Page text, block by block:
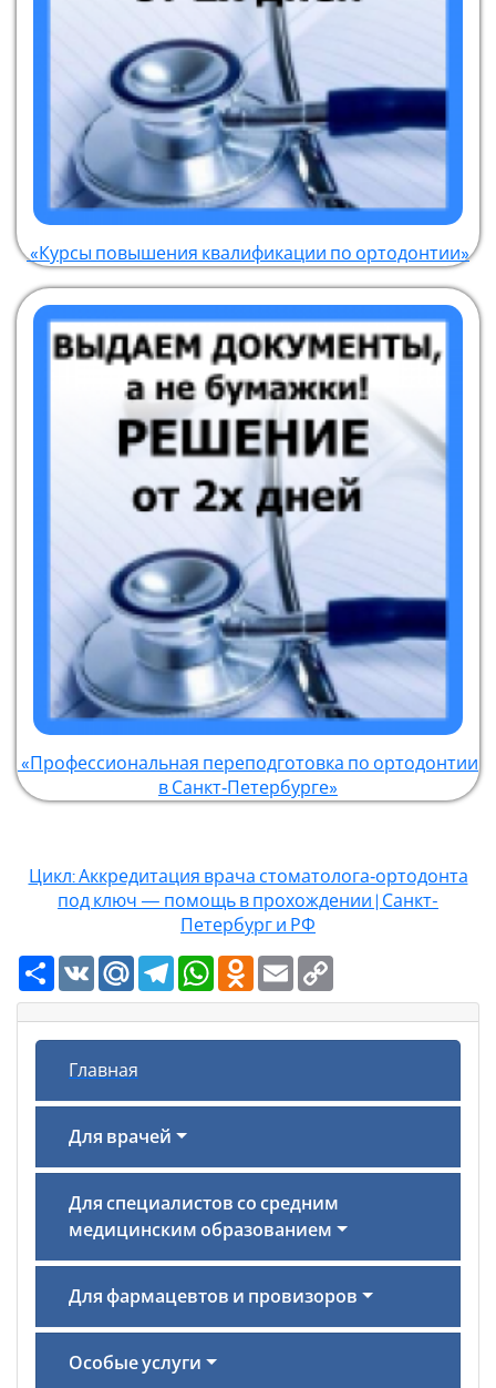
«Курсы повышения квалификации по ортодонтии»
«Профессиональная переподготовка по ортодонтии
в Санкт‑Петербурге»
Цикл: Аккредитация врача стоматолога‑ортодонта
под ключ — помощь в прохождении | Санкт-
Петербург и РФ
Ресурс
VK Mail.RuTelegramWhatsAppOdnoklassniki
Email
Главная
Для врачей
Для специалистов со средним
медицинским образованием
Для фармацевтов и провизоров
Особые услуги